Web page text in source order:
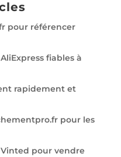
pour référencer
fiables à
rapidement et
pour les
pour vendre